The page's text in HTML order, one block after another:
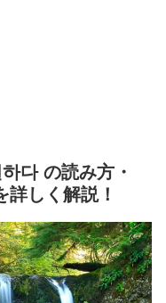
다 の読み方・
しく解説！